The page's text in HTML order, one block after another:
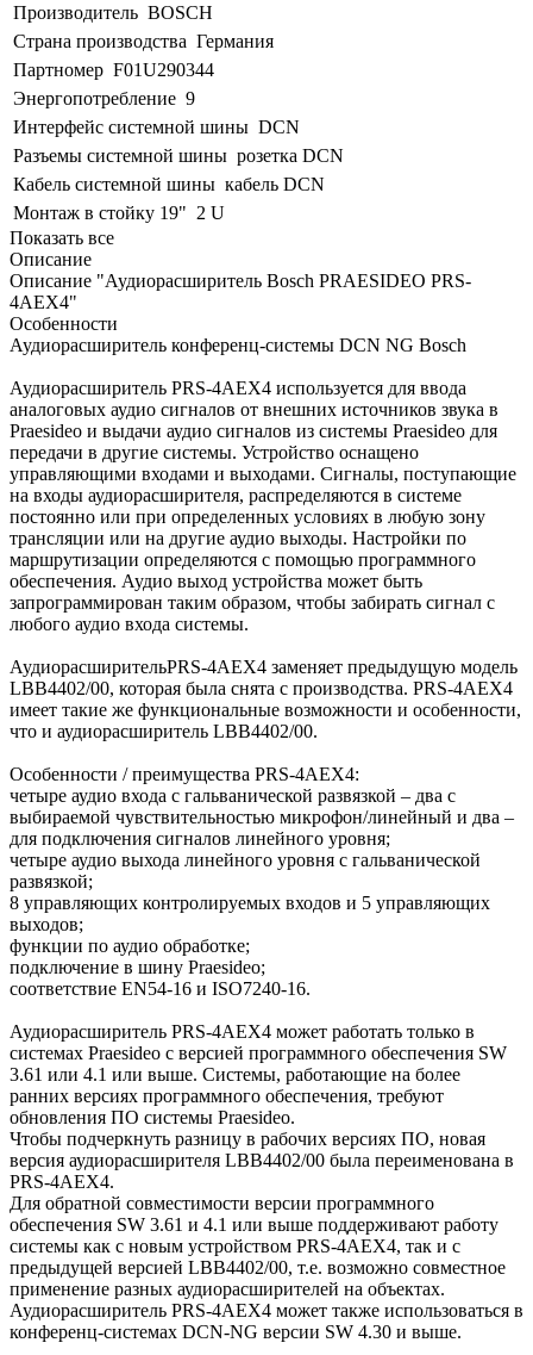
Производитель BOSCH
Страна производства Германия
Партномер F01U290344
Энергопотребление 9
Интерфейс системной шины DCN
Разъемы системной шины розетка DCN
Кабель системной шины кабель DCN
Монтаж в стойку 19" 2 U
Показать все
Описание
Описание "Аудиорасширитель Bosch PRAESIDEO PRS-
4AEX4"
Особенности
Аудиорасширитель конференц-системы DCN NG Bosch
Аудиорасширитель PRS-4AEX4 используется для ввода
аналоговых аудио сигналов от внешних источников звука в
Praesideo и выдачи аудио сигналов из системы Praesideo для
передачи в другие системы. Устройство оснащено
управляющими входами и выходами. Сигналы, поступающие
на входы аудиорасширителя, распределяются в системе
постоянно или при определенных условиях в любую зону
трансляции или на другие аудио выходы. Настройки по
маршрутизации определяются с помощью программного
обеспечения. Аудио выход устройства может быть
запрограммирован таким образом, чтобы забирать сигнал с
любого аудио входа системы.
АудиорасширительPRS-4AEX4 заменяет предыдущую модель
LBB4402/00, которая была снята с производства. PRS-4AEX4
имеет такие же функциональные возможности и особенности,
что и аудиорасширитель LBB4402/00.
Особенности / преимущества PRS-4AEX4:
четыре аудио входа с гальванической развязкой – два с
выбираемой чувствительностью микрофон/линейный и два –
для подключения сигналов линейного уровня;
четыре аудио выхода линейного уровня с гальванической
развязкой;
8 управляющих контролируемых входов и 5 управляющих
выходов;
функции по аудио обработке;
подключение в шину Praesideo;
соответствие EN54-16 и ISO7240-16.
Аудиорасширитель PRS-4AEX4 может работать только в
системах Praesideo с версией программного обеспечения SW
3.61 или 4.1 или выше. Системы, работающие на более
ранних версиях программного обеспечения, требуют
обновления ПО системы Praesideo.
Чтобы подчеркнуть разницу в рабочих версиях ПО, новая
версия аудиорасширителя LBB4402/00 была переименована в
PRS-4AEX4.
Для обратной совместимости версии программного
обеспечения SW 3.61 и 4.1 или выше поддерживают работу
системы как с новым устройством PRS-4AEX4, так и с
предыдущей версией LBB4402/00, т.е. возможно совместное
применение разных аудиорасширителей на объектах.
Аудиорасширитель PRS-4AEX4 может также использоваться в
конференц-системах DCN-NG версии SW 4.30 и выше.